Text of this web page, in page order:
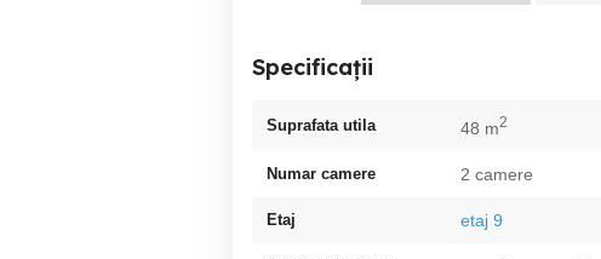
Specificații
Suprafata utila 48 m2
Numar camere 2 camere
Etaj etaj 9